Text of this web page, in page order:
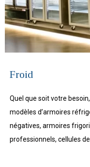
Froid
Quel que soit votre
modèles d’armoires
négatives, armoires
professionnels, cellules